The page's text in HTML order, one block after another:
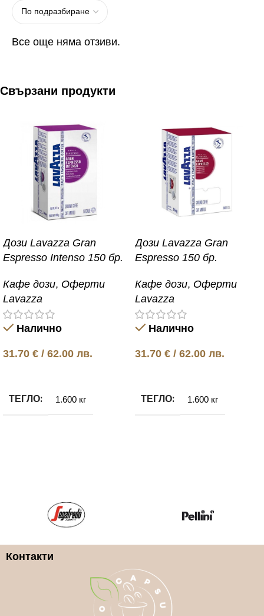
Все още няма отзиви.
Свързани продукти
Дози Lavazza Gran
Espresso Intenso 150 бр.
Кафе дози, Оферти
Lavazza
Налично
31.70 € / 62.00 лв.
ТЕГЛО 1.600 кг
Дози Lavazza Gran
Espresso 150 бр.
Кафе дози, Оферти
Lavazza
Налично
31.70 € / 62.00 лв.
ТЕГЛО 1.600 кг
Контакти